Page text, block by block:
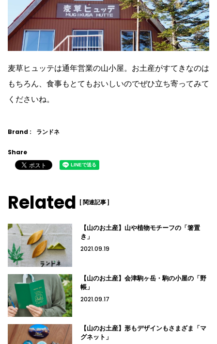
麦草ヒュッテは通年営業の山小屋。お土産がすてきなのは
もちろん、食事もとてもおいしいのでぜひ立ち寄ってみて
くださいね。
Brand : ランドネ
Share
Related [ 関連記事 ]
【山のお土産】山や植物モチーフの「箸置
き」
2021.09.19
【山のお土産】会津駒ヶ岳・駒の小屋の「野
帳」
2021.09.17
【山のお土産】形もデザインもさまざま「マ
グネット」